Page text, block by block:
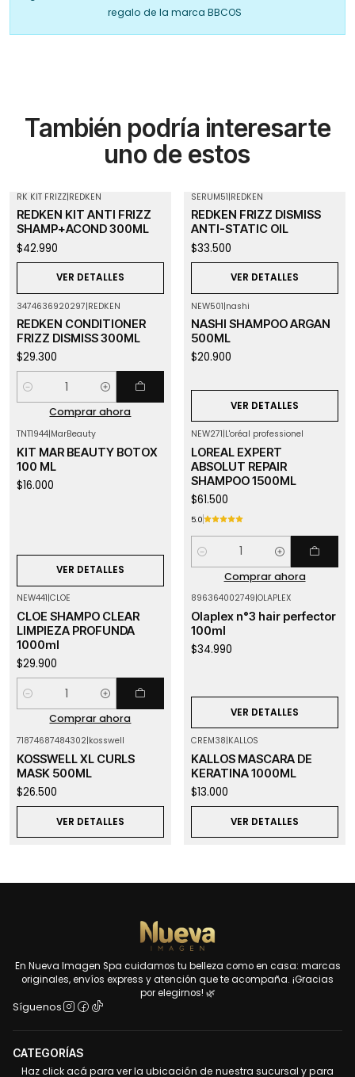
regalo de la marca BBCOS
También podría interesarte
uno de estos
RK KIT FRIZZ|REDKEN
REDKEN KIT ANTI FRIZZ
SHAMP+ACOND 300ML
$42.990
VER DETALLES
SERUM51|REDKEN
REDKEN FRIZZ DISMISS
ANTI-STATIC OIL
$33.500
VER DETALLES
3474636920297|REDKEN
REDKEN CONDITIONER
FRIZZ DISMISS 300ML
$29.300
Cantidad
Comprar ahora
NEW501|nashi
NASHI SHAMPOO ARGAN
500ML
$20.900
VER DETALLES
TNT1944|MarBeauty
KIT MAR BEAUTY BOTOX
100 ML
$16.000
VER DETALLES
NEW271|L'oréal professionel
LOREAL EXPERT
ABSOLUT REPAIR
SHAMPOO 1500ML
$61.500
5.0
Cantidad
Comprar ahora
NEW441|CLOE
CLOE SHAMPO CLEAR
LIMPIEZA PROFUNDA
1000ml
$29.900
Cantidad
Comprar ahora
896364002749|OLAPLEX
Olaplex n°3 hair perfector
100ml
$34.990
VER DETALLES
71874687484302|kosswell
KOSSWELL XL CURLS
MASK 500ML
$26.500
VER DETALLES
CREM38|KALLOS
KALLOS MASCARA DE
KERATINA 1000ML
$13.000
VER DETALLES
En Nueva Imagen Spa cuidamos tu belleza como en casa: marcas
originales, envíos express y atención que te acompaña. ¡Gracias
por elegirnos! 🌿
Síguenos
CATEGORÍAS
Haz click acá para ver la ubicación de nuestra sucursal y para